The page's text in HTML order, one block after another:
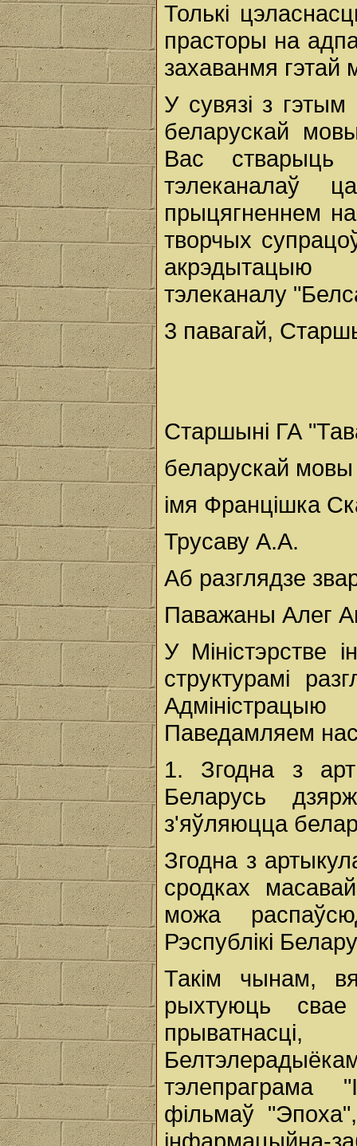
Толькі
прасторы на
захаванмя гэтай
У сувязі з
беларускай
Вас
тэлеканалаў
прыцягненнем
творчых
акрэдытацыю
тэлеканалу
3 павагай,
Старшыні ГА
беларускай мовы
імя Францішка
Трусаву А.А.
Аб разглядзе
Паважаны Алег
У Міністэрстве
структурамі
Адміністрацыю
Паведамляем
1. Згодна з
Беларусь
з'яўляюцца
Згодна з
сродках
можа
Рэспублікі
Такім чынам,
рыхтуюць
тэлепраграма
фільмаў